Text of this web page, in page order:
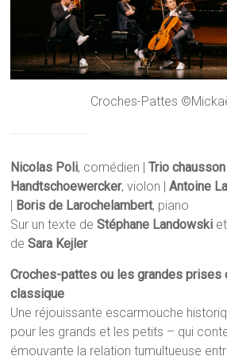
Croches-Pattes
Nicolas Poli, comédien |Trio chausson
Handtschoewercker, violon |Antoine
Boris de Larochelambert, piano
Sur un texte de Stéphane Landowski
de Sara Kejler
Croches-pattes ou les grandes prises
classique
Une réjouissante escarmouche
pour les grands et les petits – qui
émouvante la relation tumultueuse